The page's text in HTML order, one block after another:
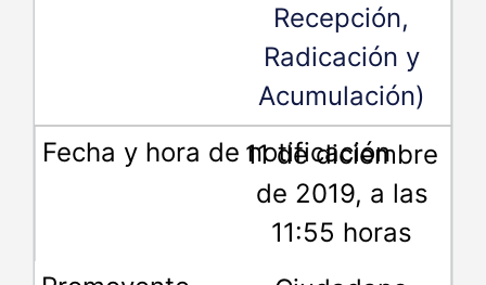
Recepción,
Radicación y
Acumulación)
11 de diciembre
de 2019, a las
11:55 horas